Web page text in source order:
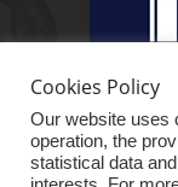
Cookies Policy
Our website uses
operation, the
statistical data